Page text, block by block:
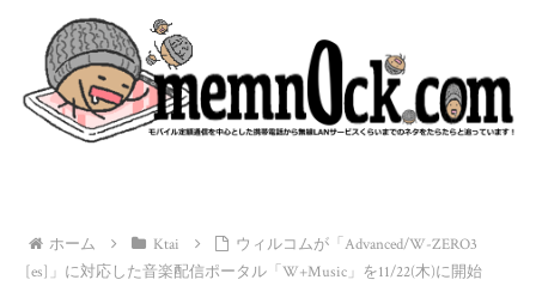
ホーム Ktai
ウィルコムが「Advanced/W-ZERO3
[es]」に対応した音楽配信ポータル「W+Music」を11/22(木)に開始